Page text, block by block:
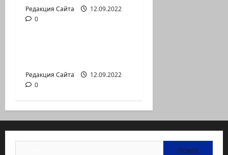
Редакция Сайта
12.09.2022
0Новости на сайте (архив)
Редакция Сайта
12.09.2022
0